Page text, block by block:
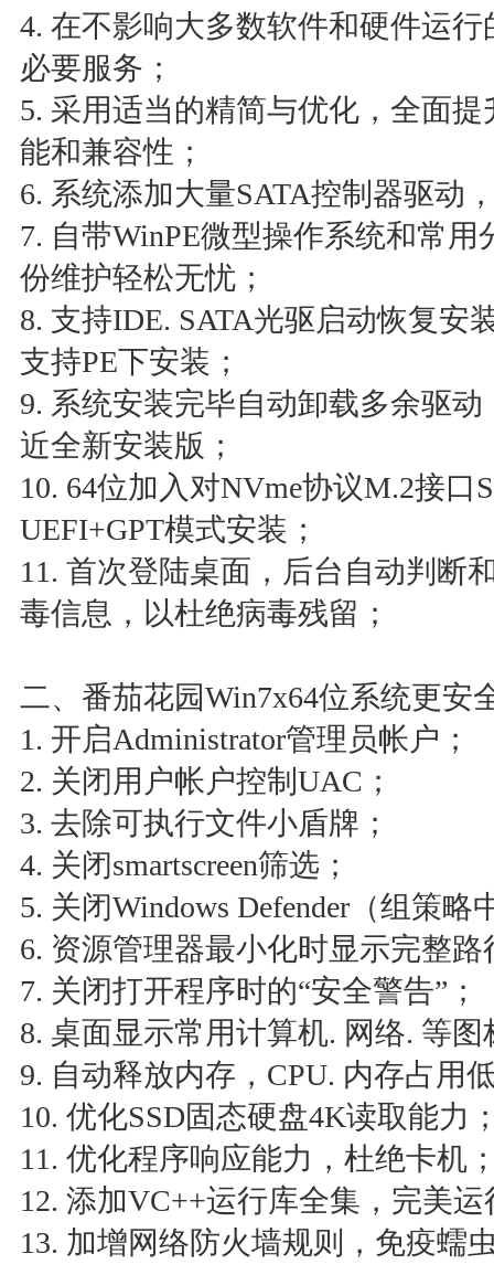
4. 在不影响大多数软件和硬件运
必要服务；
5. 采用适当的精简与优化，全面
能和兼容性；
6. 系统添加大量SATA控制器驱动
7. 自带WinPE微型操作系统和常
份维护轻松无忧；
8. 支持IDE. SATA光驱启动恢复安
支持PE下安装；
9. 系统安装完毕自动卸载多余驱
近全新安装版；
10. 64位加入对NVme协议M.2接
UEFI+GPT模式安装；
11. 首次登陆桌面，后台自动判断
毒信息，以杜绝病毒残留；
二、番茄花园Win7x64位系统更安
1. 开启Administrator管理员帐户；
2. 关闭用户帐户控制UAC；
3. 去除可执行文件小盾牌；
4. 关闭smartscreen筛选；
5. 关闭Windows Defender（组策略
6. 资源管理器最小化时显示完整路
7. 关闭打开程序时的“安全警告”；
8. 桌面显示常用计算机. 网络. 等图
9. 自动释放内存，CPU. 内存占用
10. 优化SSD固态硬盘4K读取能力
11. 优化程序响应能力，杜绝卡机
12. 添加VC++运行库全集，完美
13. 加增网络防火墙规则，免疫蠕